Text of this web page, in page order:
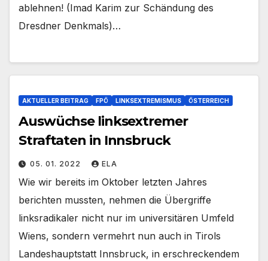
ablehnen! (Imad Karim zur Schändung des
Dresdner Denkmals)…
AKTUELLER BEITRAG FPÖ LINKSEXTREMISMUS ÖSTERREICH
Auswüchse linksextremer
Straftaten in Innsbruck
05. 01. 2022 ELA
Wie wir bereits im Oktober letzten Jahres
berichten mussten, nehmen die Übergriffe
linksradikaler nicht nur im universitären Umfeld
Wiens, sondern vermehrt nun auch in Tirols
Landeshauptstatt Innsbruck, in erschreckendem